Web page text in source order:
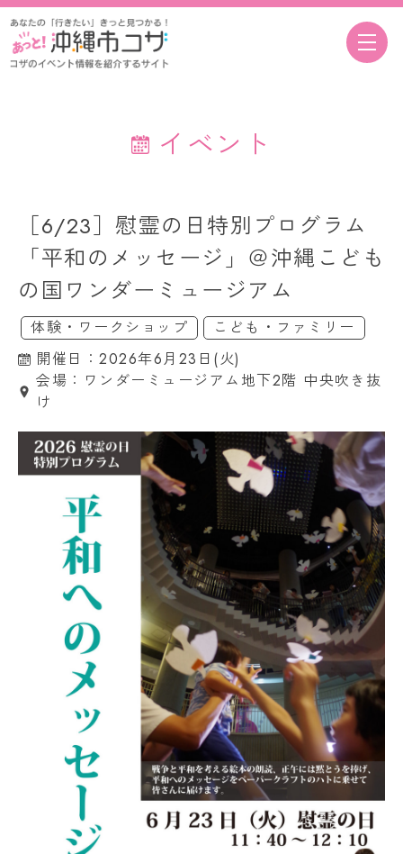
イベント
［6/23］慰霊の日特別プログラム
「平和のメッセージ」＠沖縄こども
の国ワンダーミュージアム
体験・ワークショップ
こども・ファミリー
開催日：2026年6月23日(火)
会場：ワンダーミュージアム地下2階 中央吹き抜
け